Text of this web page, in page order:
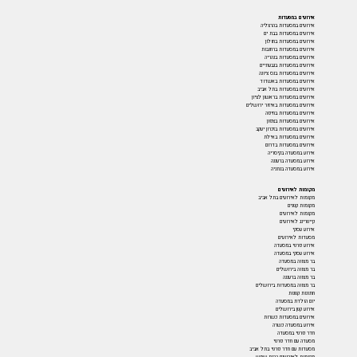
אירועים במסעדות
אירועים במסעדות בהרצליה
אירועים במסעדות בבת ים
אירועים במסעדות בחולון
אירועים במסעדות ברחובות
אירועים במסעדות בנהריה
אירועים במסעדות בגבעתיים
אירועים במסעדות בנס ציונה
אירועים במסעדות באשדוד
אירועים במסעדות בתל אביב
אירועים במסעדות בראשון לציון
אירועים במסעדות באיזור ירושלים
אירועים במסעדות בחיפה
אירועים במסעדות בצפון
אירועים במסעדות בזכרון יעקב
אירועים במסעדות באילת
אירועים במסעדות בדרום
אירוע במסעדה בקיסריה
אירוע במסעדה ברעננה
אירוע במסעדה בנתניה
מקומות לאירועים
מקומות לאירועים בתל אביב
מקומות קטנים
מקומות לאירועים
קייטרינג לאירועים
אירוע עסקי
מסעדות לאירועים
אירוע פרטי במסעדה
אירוע עסקי במסעדה
בר מצווה במסעדה
בר מצווה בירושלים
בר מצווה ברעננה
בר מצווה במסעדות בירושלים
חתונות קטנות
יום הולדת במסעדה
אירוע קטן בירושלים
אירועים במסעדות כשרות
אירוע במסעדה כשרה
חדר פרטי במסעדה
מסעדה עם חדר פרטי
מסעדות עם חדר פרטי בתל אביב